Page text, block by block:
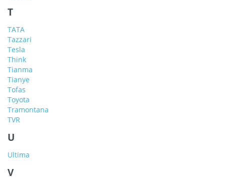
T
TATA
Tazzari
Tesla
Think
Tianma
Tianye
Tofas
Toyota
Tramontana
TVR
U
Ultima
V